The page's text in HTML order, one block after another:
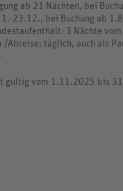
ab 21 Nächten, bei
23.12., bei Buchung ab
3 Nächte
Abreise: täglich, auch als
gültig vom 1.11.2025 bis